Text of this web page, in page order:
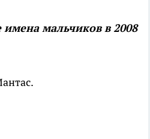
мальчиков в 2008